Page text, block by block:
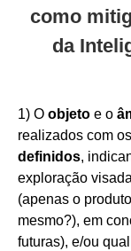
como
da
1) O objeto e o
realizados com
definidos,
exploração
(apenas o
mesmo?), em
futuras), e/ou